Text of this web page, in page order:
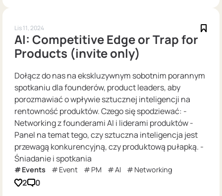
Lis 11, 2024
AI: Competitive Edge or Trap for
Products (invite only)
Dołącz do nas na ekskluzywnym sobotnim porannym
spotkaniu dla founderów, product leaders, aby
porozmawiać o wpływie sztucznej inteligencji na
rentowność produktów. Czego się spodziewać: -
Networking z founderami AI i liderami produktów -
Panel na temat tego, czy sztuczna inteligencja jest
przewagą konkurencyjną, czy produktową pułapką. -
Śniadanie i spotkania
Events Event PM AI Networking
2 0